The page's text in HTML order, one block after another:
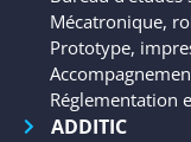
Mécatronique,
Prototype,
Réglementation
ADDITIC